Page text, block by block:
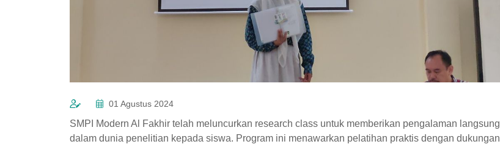
01 Agustus 2024
SMPI Modern Al Fakhir telah meluncurkan research class untuk memberikan pengalaman langsung
dalam dunia penelitian kepada siswa. Program ini menawarkan pelatihan praktis dengan dukungan